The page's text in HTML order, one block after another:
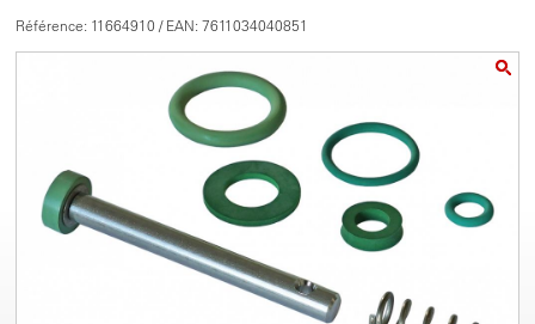
Référence: 11664910 / EAN: 7611034040851